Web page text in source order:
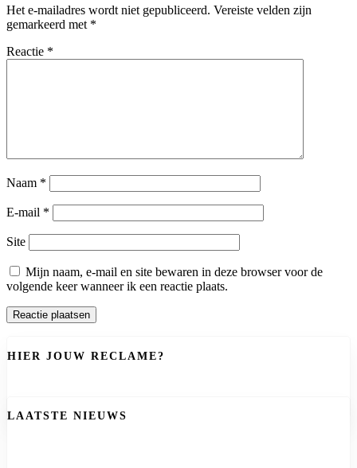
Het e-mailadres wordt niet gepubliceerd. Vereiste velden zijn
gemarkeerd met *
Reactie *
Naam *
E-mail *
Site
Mijn naam, e-mail en site bewaren in deze browser voor de
volgende keer wanneer ik een reactie plaats.
HIER JOUW RECLAME?
LAATSTE NIEUWS